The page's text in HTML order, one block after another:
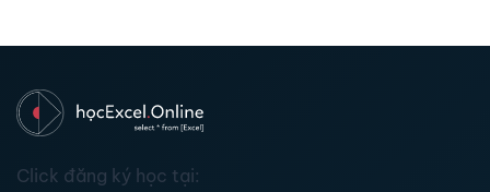
Click đăng ký học tại: